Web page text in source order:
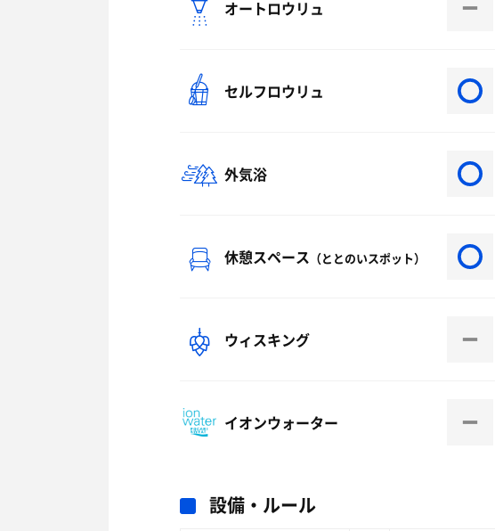
オートロウリュ
セルフロウリュ
外気浴
休憩スペース （ととのいスポット）
ウィスキング
イオンウォーター
設備・ルール